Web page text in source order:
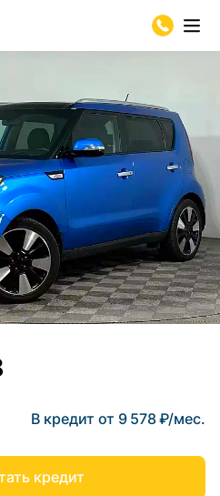
В кредит от 9 578 ₽/мес.
кредит